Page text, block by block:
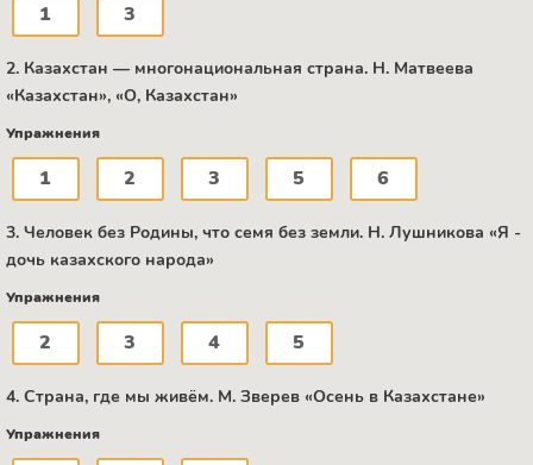
1 3
2. Казахстан — многонациональная страна. Н. Матвеева
«Казахстан», «О, Казахстан»
Упражнения
1 2 3 5 6
3. Человек без Родины, что семя без земли. Н. Лушникова «Я -
дочь казахского народа»
Упражнения
2 3 4 5
4. Страна, где мы живём. М. Зверев «Осень в Казахстане»
Упражнения